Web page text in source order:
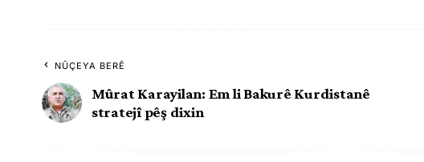
NÛÇEYA BERÊ
Mûrat Karayilan: Em li Bakurê Kurdistanê
stratejî pêş dixin